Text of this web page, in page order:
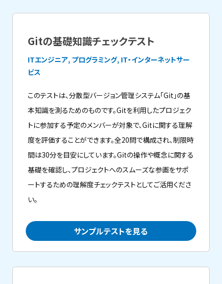
Gitの基礎知識チェックテスト
ITエンジニア, プログラミング, IT・インターネットサー
ビス
このテストは、分散型バージョン管理システム「Git」の基
本知識を測るためのものです。Gitを利用したプロジェク
トに参加する予定のメンバーが対象で、Gitに関する理解
度を評価することができます。全20問で構成され、制限時
間は30分を目安にしています。Gitの操作や概念に関する
基礎を確認し、プロジェクトへのスムーズな参画をサポ
ートするための理解度チェックテストとしてご活用くださ
い。
サンプルテストを見る